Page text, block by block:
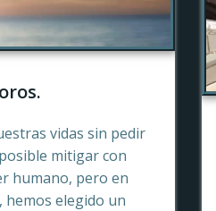
vidas sin pedir
mitigar con
humano, pero en
hemos elegido un